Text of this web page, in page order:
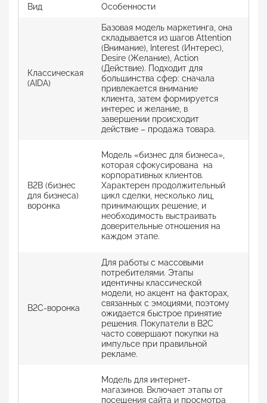
Вид Особенности
Классическая
(AIDA)
Базовая модель маркетинга, она
складывается из шагов Attention
(Внимание), Interest (Интерес),
Desire (Желание), Action
(Действие). Подходит для
большинства сфер: сначала
привлекается внимание
клиента, затем формируется
интерес и желание, в
завершении происходит
действие – продажа товара.
B2B (бизнес
для бизнеса)
воронка
Модель «бизнес для бизнеса»,
которая сфокусирована на
корпоративных клиентов.
Характерен продолжительный
цикл сделки, несколько лиц,
принимающих решение, и
необходимость выстраивать
доверительные отношения на
каждом этапе.
B2C-воронка
Для работы с массовыми
потребителями. Этапы
идентичны классической
модели, но акцент на факторах,
связанных с эмоциями, поэтому
ожидается быстрое принятие
решения. Покупатели в B2C
часто совершают покупки на
импульсе при правильной
рекламе.
Модель для интернет-
магазинов. Включает этапы от
посещения сайта и просмотра